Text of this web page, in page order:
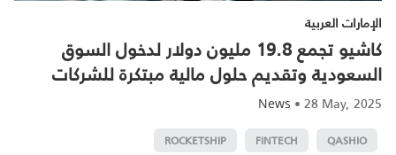
الإمارات العربية
كاشيو تجمع 19.8 مليون دولار لدخول السوق
السعودية وتقديم حلول مالية مبتكرة للشركات
News •28 May, 2025
QASHIO
FINTECH
ROCKETSHIP